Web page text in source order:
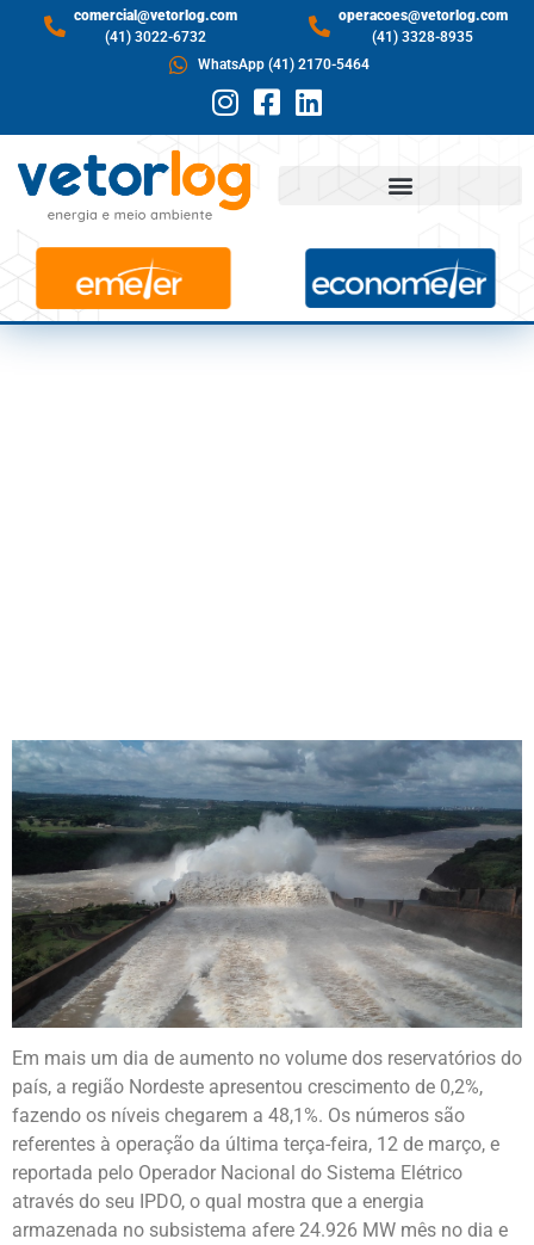
comercial@vetorlog.com
(41) 3022-6732
operacoes@vetorlog.com
(41) 3328-8935
WhatsApp (41) 2170-5464
Em mais um dia de aumento no volume dos reservatórios do
país, a região Nordeste apresentou crescimento de 0,2%,
fazendo os níveis chegarem a 48,1%. Os números são
referentes à operação da última terça-feira, 12 de março, e
reportada pelo Operador Nacional do Sistema Elétrico
através do seu IPDO, o qual mostra que a energia
armazenada no subsistema afere 24.926 MW mês no dia e